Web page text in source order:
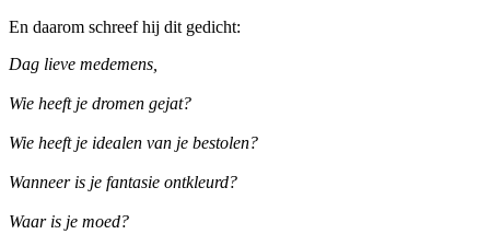
En daarom schreef hij dit gedicht:
Dag lieve medemens,
Wie heeft je dromen gejat?
Wie heeft je idealen van je bestolen?
Wanneer is je fantasie ontkleurd?
Waar is je moed?